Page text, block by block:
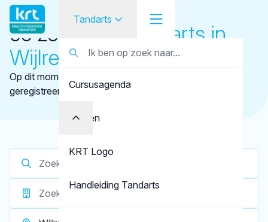
Tandarts
Student
Opleider
Cursusagenda
Punten
KRT Logo
Handleiding Tandarts
Tandarts
Je zoekt een
tandarts in
Wijlre
Op dit moment zijn er
geregistreerd die aantoonbaar hun vak bijhouden.